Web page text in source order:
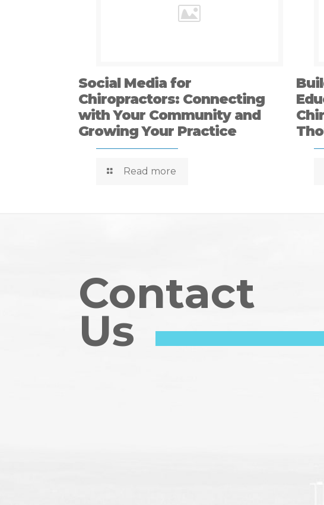
Social Media for
Chiropractors: Connecting
with Your Community and
Growing Your Practice
Read more
Contact
Us